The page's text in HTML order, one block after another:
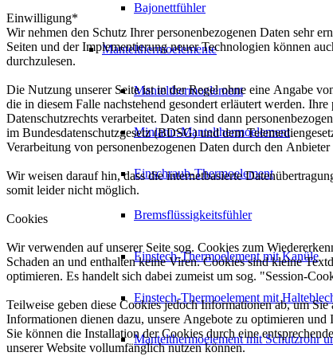
Bajonettfühler
Mantelthermoelemente
Mantelthermoelement
Miniatur-Mantelthermoelement
Einschraub-Thermoelement
Bremsflüssigkeitsfühler
Einstech-Thermoelement mit Kanüle
Einstech-Thermoelement mit
Mantelthermoelement mit Schutzrohr
Einwilligung*
Wir nehmen den Schutz Ihrer personenbezogenen Daten sehr
Seiten und der Implementierung neuer Technologien können
durchzulesen.
Die Nutzung unserer Seite ist in der Regel ohne eine Angabe
die in diesem Falle nachstehend gesondert erläutert werden.
Datenschutzrechts verarbeitet. Daten sind dann
im Bundesdatenschutzgesetz (BDSG) und dem
Verarbeitung von personenbezogenen Daten durch den Anbieter
Wir weisen darauf hin, dass die internetbasierte
somit leider nicht möglich.
Cookies
Wir verwenden auf unserer Seite sog. Cookies zum
Schaden an und enthalten keine Viren. Cookies sind kleine
optimieren. Es handelt sich dabei zumeist um sog. "Session-
Teilweise geben diese Cookies jedoch Informationen ab, um
Informationen dienen dazu, unsere Angebote zu optimieren
Sie können die Installation der Cookies durch eine
unserer Website vollumfänglich nutzen können.